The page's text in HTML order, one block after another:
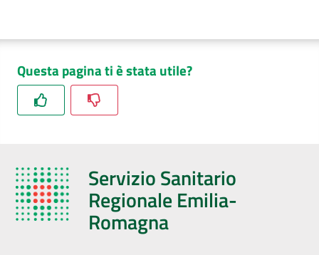
Questa pagina ti è stata utile?
Servizio Sanitario
Regionale Emilia-
Romagna